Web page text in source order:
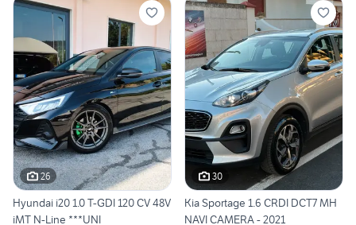
26
Hyundai i20 1.0 T-GDI 120 CV 48V
iMT N-Line ***UNI
30
Kia Sportage 1.6 CRDI DCT7 MH
NAVI CAMERA - 2021